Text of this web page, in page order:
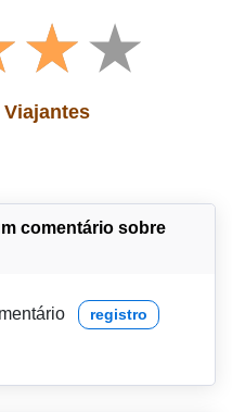
Viajantes
comentário sobre
registro